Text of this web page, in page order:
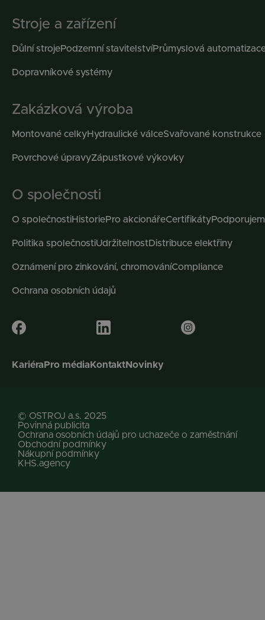
Stroje a zařízení
Důlní strojePodzemní stavitelstvíPrůmyslová
Dopravníkové systémy
Zakázková výroba
Montované celkyHydraulické válceSvařované konstrukce
Povrchové úpravyZápustkové výkovky
O společnosti
O společnostiHistoriePro akcionářeCertifikáty
Politika společnostiUdržitelnostDistribuce elektřiny
Oznámení pro zinkování, chromováníCompliance
Ochrana osobních údajů
KariéraPro médiaKontaktNovinky
© OSTROJ a.s. 2025
Povinná publicita
Ochrana osobních údajů pro uchazeče o zaměstnání
Obchodní podmínky
Nákupní podmínky
KHS.agency